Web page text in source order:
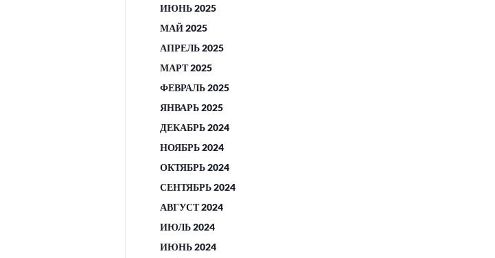
ИЮНЬ 2025
МАЙ 2025
АПРЕЛЬ 2025
МАРТ 2025
ФЕВРАЛЬ 2025
ЯНВАРЬ 2025
ДЕКАБРЬ 2024
НОЯБРЬ 2024
ОКТЯБРЬ 2024
СЕНТЯБРЬ 2024
АВГУСТ 2024
ИЮЛЬ 2024
ИЮНЬ 2024